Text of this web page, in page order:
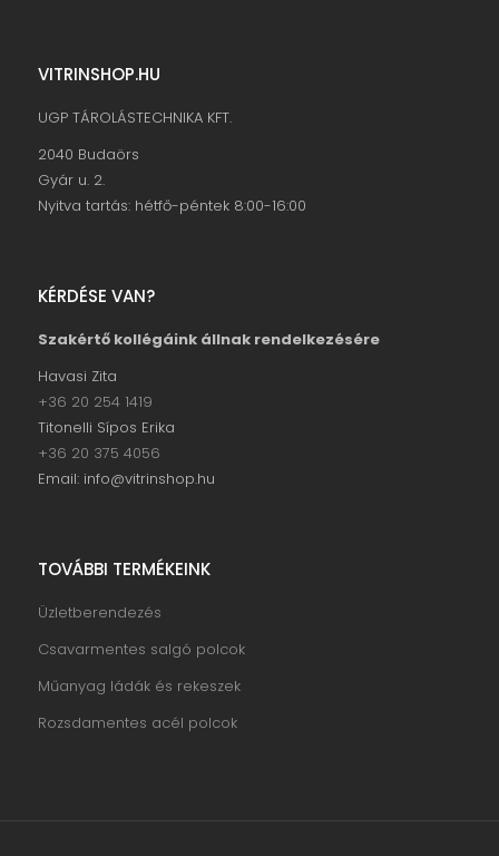
VITRINSHOP.HU
UGP TÁROLÁSTECHNIKA KFT.
2040 Budaörs
Gyár u. 2.
Nyitva tartás: hétfő-péntek 8:00-16:00
KÉRDÉSE VAN?
Szakértő kollégáink állnak rendelkezésére
Havasi Zita
+36 20 254 1419
Titonelli Sípos Erika
+36 20 375 4056
Email: info@vitrinshop.hu
TOVÁBBI TERMÉKEINK
Üzletberendezés
Csavarmentes salgó polcok
Műanyag ládák és rekeszek
Rozsdamentes acél polcok